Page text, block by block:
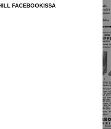
FACEBOOKISSA